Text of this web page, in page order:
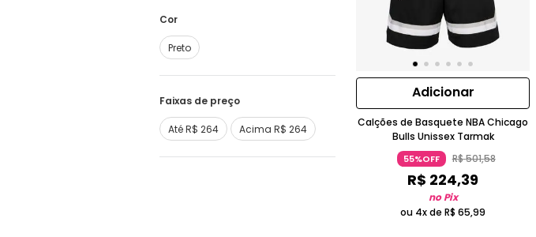
Cor
Preto
Faixas de preço
Até R$ 264 Acima R$ 264
Adicionar
Calções de Basquete NBA Chicago
Bulls Unissex Tarmak
55%OFF R$501,58
R$ 224,39
no Pix
ou 4x deR$ 65,99